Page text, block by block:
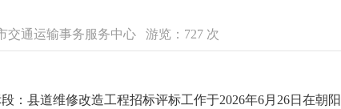
交通运输事务服务中心 游览： 727 次
：县道维修改造工程招标评标工作于2026年6月26日在朝